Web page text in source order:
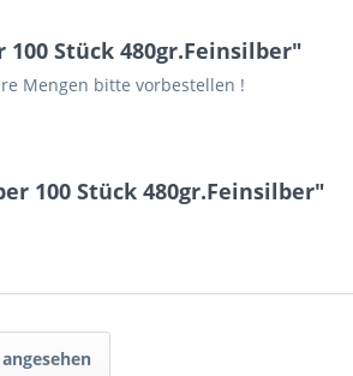
Stück 480gr.Feinsilber"
Mengen bitte vorbestellen !
100 Stück 480gr.Feinsilber"